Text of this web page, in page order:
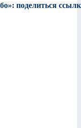
поделиться